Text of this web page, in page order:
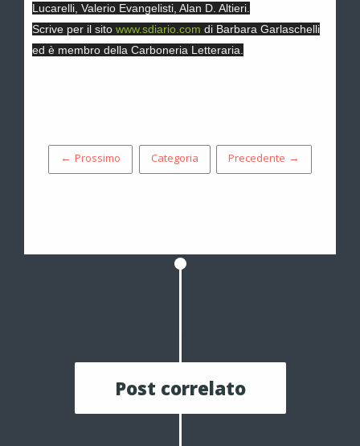
Lucarelli, Valerio Evangelisti, Alan D. Altieri.
Scrive per il sito www.sdiario.com di Barbara Garlaschelli
ed è membro della Carboneria Letteraria.
← Prossimo Categoria Precedente →
Post correlato